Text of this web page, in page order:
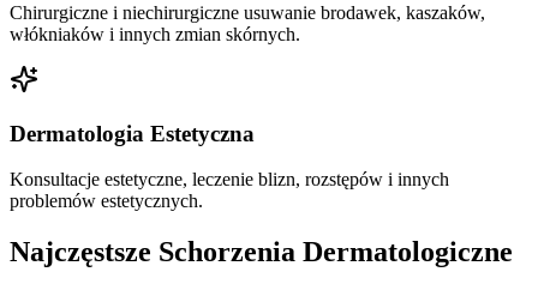
Chirurgiczne i niechirurgiczne usuwanie brodawek, kaszaków,
włókniaków i innych zmian skórnych.
Dermatologia Estetyczna
Konsultacje estetyczne, leczenie blizn, rozstępów i innych
problemów estetycznych.
Najczęstsze Schorzenia Dermatologiczne